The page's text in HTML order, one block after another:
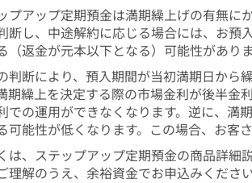
プアップ定期預金は満期繰上げの有無に
断し、中途解約に応じる場合には、お預
（返金が元本以下となる）可能性があり
判断により、預入期間が当初満期日から
期繰上を決定する際の市場金利が後半
での運用ができなくなります。逆に、満
可能性が低くなります。この場合、お客
は、ステップアップ定期預金の商品詳細
理解のうえ、余裕資金でお申込みくださ